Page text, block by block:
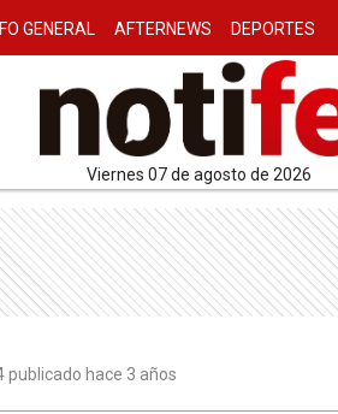
GENERAL AFTERNEWS DEPORTES
viernes 07 de agosto de 2026
publicado hace 3 años